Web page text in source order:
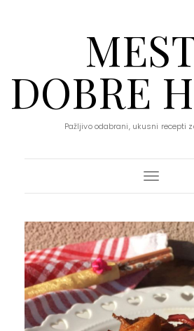
DOBRE
Pažljivo odabrani, ukusni recepti
Toggle